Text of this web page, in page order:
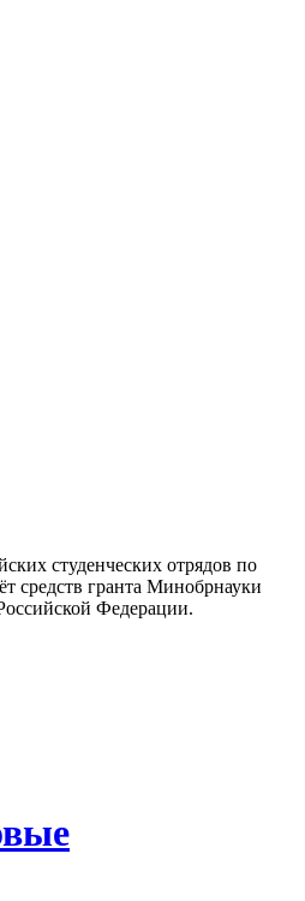
студенческих отрядов по
средств гранта Минобрнауки
Федерации.